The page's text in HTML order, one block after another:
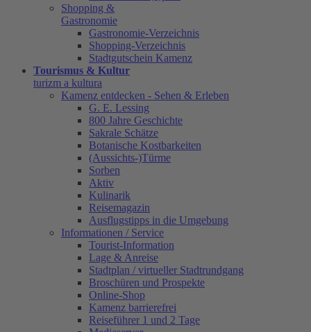
Shopping &
Gastronomie
Gastronomie-Verzeichnis
Shopping-Verzeichnis
Stadtgutschein Kamenz
Tourismus & Kultur
turizm a kultura
Kamenz entdecken - Sehen & Erleben
G. E. Lessing
800 Jahre Geschichte
Sakrale Schätze
Botanische Kostbarkeiten
(Aussichts-)Türme
Sorben
Aktiv
Kulinarik
Reisemagazin
Ausflugstipps in die Umgebung
Informationen / Service
Tourist-Information
Lage & Anreise
Stadtplan / virtueller Stadtrundgang
Broschüren und Prospekte
Online-Shop
Kamenz barrierefrei
Reiseführer 1 und 2 Tage